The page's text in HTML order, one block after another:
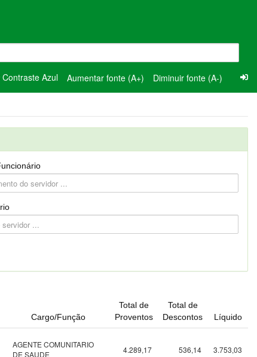
Contraste Azul Aumentar fonte (A+) Diminuir fonte (A-)
Cargo/Função
Total de
Proventos
Total de
Descontos
Líquido
AGENTE COMUNITARIO
DE SAUDE
4.289,17 536,14 3.753,03